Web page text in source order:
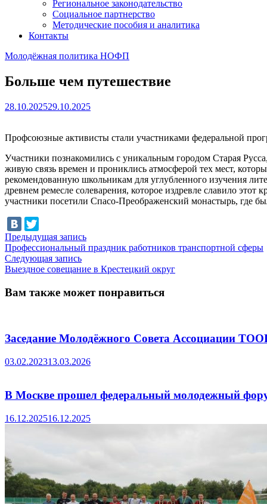
Региональное законодательство
Социальное партнерство
Методические пособия и аналитика
Контакты
Молодёжная политика НОФП
Больше чем путешествие
28.10.202529.10.2025
Профсоюзные активисты стали участниками федеральной
Участники познакомились с уникальным городом Старая
живую связь времен и прониклись атмосферой тех мест,
рекомендованную школьникам для углубленного изучения
древнем ремесле солеварения, которое издревле славило
участники посетили Спасо-Преображенский монастырь, где
Навигация
по
записям
Предыдущая записьПредыдущая
запись:
Профессиональный праздник работников транспортной сферы
Следующая записьСледующая
запись:
Выездное совещание в Крестецкий округ
Вам также может понравиться
Заседание Молодёжного Совета Ассоциации
03.02.202313.03.2026
В Москве прошел федеральный молодежный
16.12.202516.12.2025